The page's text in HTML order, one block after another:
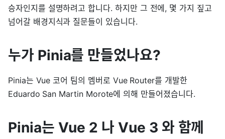
승자인지를 설명하려고 합니다. 하지만 그 전에, 몇 가지 짚고
넘어갈 배경지식과 질문들이 있습니다.
누가 Pinia를 만들었나요?
Pinia는 Vue 코어 팀의 멤버로 Vue Router를 개발한
Eduardo San Martin Morote에 의해 만들어졌습니다.
Pinia는 Vue 2 나 Vue 3 와 함께